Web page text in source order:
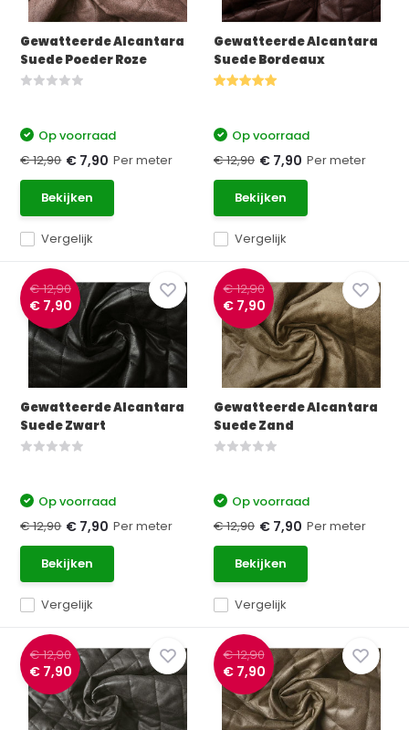
Gewatteerde Alcantara
Suede Poeder Roze
Vergelijk
Op voorraad
€ 12,90 € 7,90 Per meter
Bekijken
Gewatteerde Alcantara
Suede Bordeaux
Vergelijk
Op voorraad
€ 12,90 € 7,90 Per meter
Bekijken
€ 12,90
€ 7,90
Gewatteerde Alcantara
Suede Zwart
Vergelijk
Op voorraad
€ 12,90 € 7,90 Per meter
Bekijken
€ 12,90
€ 7,90
Gewatteerde Alcantara
Suede Zand
Vergelijk
Op voorraad
€ 12,90 € 7,90 Per meter
Bekijken
€ 12,90
€ 7,90
€ 12,90
€ 7,90